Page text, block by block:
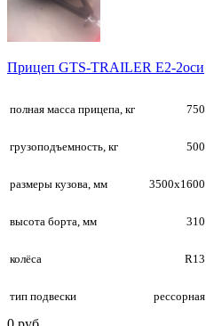
Прицеп GTS-TRAILER E2-2оси
полная масса прицепа, кг 750
грузоподъемность, кг 500
размеры кузова, мм 3500х1600
высота борта, мм 310
колёса R13
тип подвески рессорная